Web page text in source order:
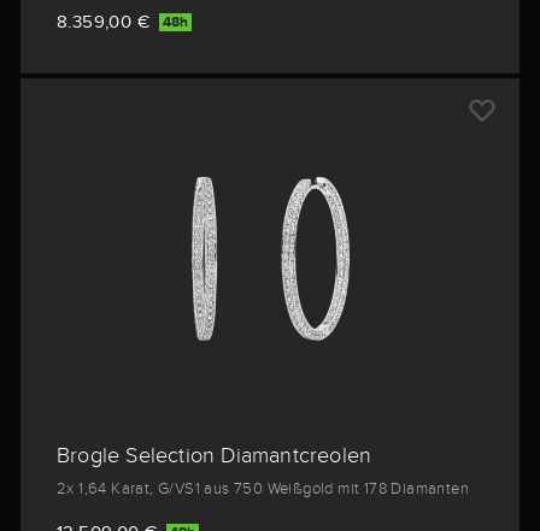
8.359,00 € 48h
Brogle Selection Diamantcreolen
2x 1,64 Karat, G/VS1 aus 750 Weißgold mit 178 Diamanten